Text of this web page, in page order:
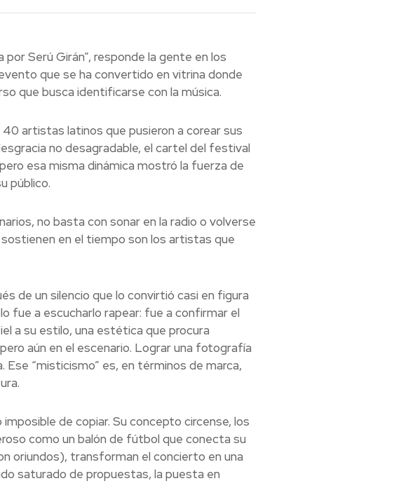
por Serú Girán”, responde la gente en los
que se ha convertido en vitrina donde
que busca identificarse con la música.
artistas latinos que pusieron a corear sus
no desagradable, el cartel del festival
esa misma dinámica mostró la fuerza de
público.
no basta con sonar en la radio o volverse
en el tiempo son los artistas que
de un silencio que lo convirtió casi en figura
fue a escucharlo rapear: fue a confirmar el
a su estilo, una estética que procura
aún en el escenario. Lograr una fotografía
“misticismo” es, en términos de marca,
de copiar. Su concepto circense, los
como un balón de fútbol que conecta su
oriundos), transforman el concierto en una
saturado de propuestas, la puesta en